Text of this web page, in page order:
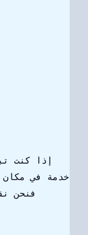
إذا كنت
خدمة في مكان
فنحن